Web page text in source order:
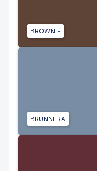
BROWNIE
BRUNNERA